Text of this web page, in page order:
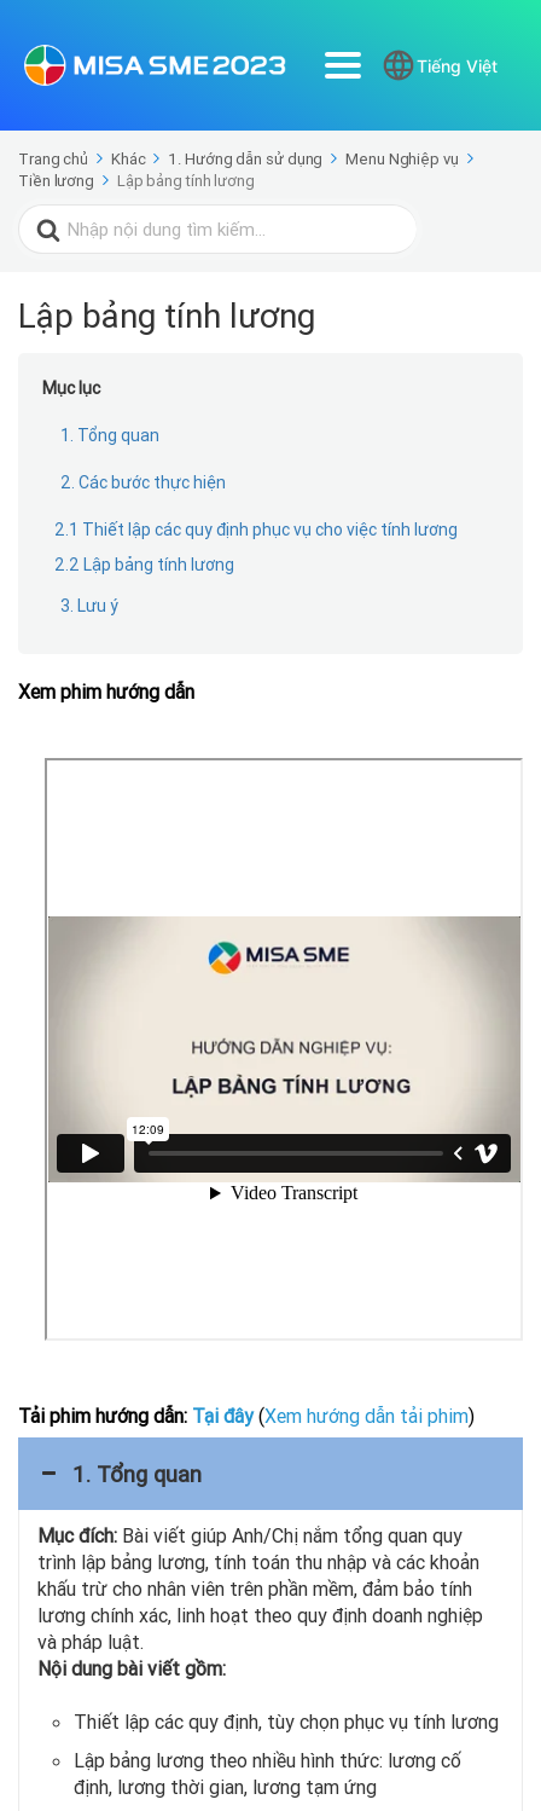
Tiếng Việt
Trang chủ Khác 1. Hướng dẫn sử dụng
Menu Nghiệp vụ
Tiền lương
Lập bảng tính lương
Search
for:
Lập bảng tính lương
Mục lục
1. Tổng quan
2. Các bước thực hiện
2.1 Thiết lập các quy định phục vụ cho việc tính lương
2.2 Lập bảng tính lương
3. Lưu ý
Xem phim hướng dẫn
Tải phim hướng dẫn: Tại đây(Xem hướng dẫn tải phim)
1. Tổng quan
Mục đích: Bài viết giúp Anh/Chị nắm tổng quan quy
trình lập bảng lương, tính toán thu nhập và các khoản
khấu trừ cho nhân viên trên phần mềm, đảm bảo tính
lương chính xác, linh hoạt theo quy định doanh nghiệp
và pháp luật.
Nội dung bài viết gồm:
Thiết lập các quy định, tùy chọn phục vụ tính lương
Lập bảng lương theo nhiều hình thức: lương cố
định, lương thời gian, lương tạm ứng